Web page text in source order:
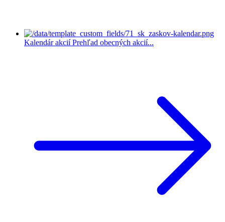
Kalendár akcií Prehľad obecných akcií...